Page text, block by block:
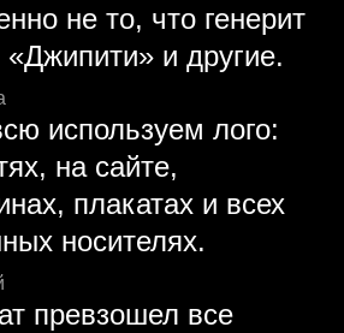
не то, что генерит
и другие.
используем лого:
на сайте,
плакатах и всех
носителях.
превзошел все